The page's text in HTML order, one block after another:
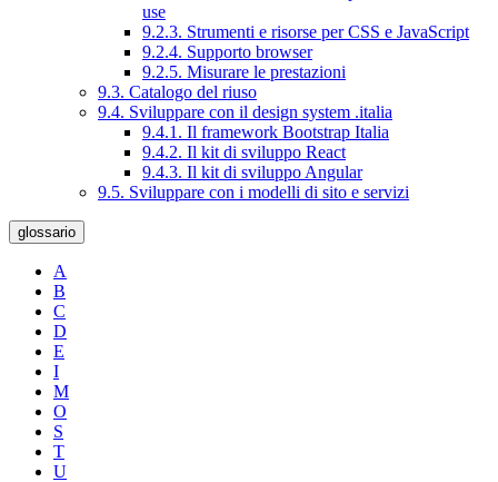
use
9.2.3. Strumenti e risorse per CSS e JavaScript
9.2.4. Supporto browser
9.2.5. Misurare le prestazioni
9.3. Catalogo del riuso
9.4. Sviluppare con il design system .italia
9.4.1. Il framework Bootstrap Italia
9.4.2. Il kit di sviluppo React
9.4.3. Il kit di sviluppo Angular
9.5. Sviluppare con i modelli di sito e servizi
glossario
A
B
C
D
E
I
M
O
S
T
U